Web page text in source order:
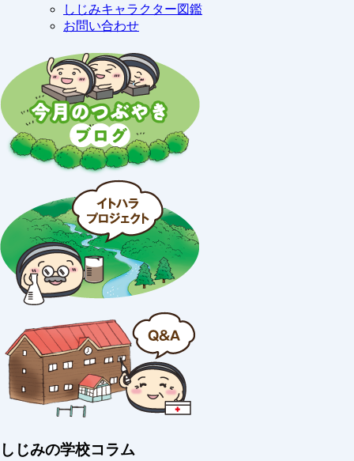
しじみキャラクター図鑑
お問い合わせ
しじみの学校コラム